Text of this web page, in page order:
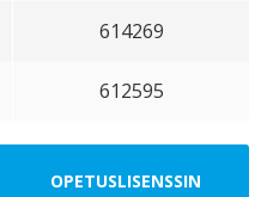
614269
612595
OPETUSLISENSSIN